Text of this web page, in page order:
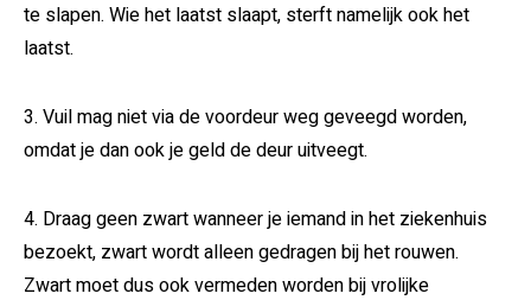
te slapen. Wie het laatst slaapt, sterft namelijk ook het
laatst.
3. Vuil mag niet via de voordeur weg geveegd worden,
omdat je dan ook je geld de deur uitveegt.
4. Draag geen zwart wanneer je iemand in het ziekenhuis
bezoekt, zwart wordt alleen gedragen bij het rouwen.
Zwart moet dus ook vermeden worden bij vrolijke